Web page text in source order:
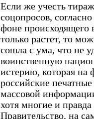
Если же учесть
соцопросов,
фоне происходящего
только растет, то
сошла с ума, что не
воинственную
истерию, которая на
российские
массовой
хотя многие и
Правительство, на